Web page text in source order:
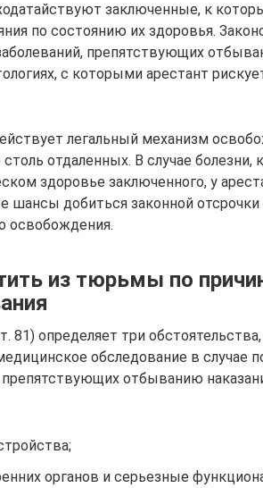
заключенные, к
по состоянию их здоровья.
препятствующих
с которыми арестант
легальный механизм
отдаленных. В случае болезни,
здоровье заключенного, у
шансы добиться законной
освобождения.
из тюрьмы по
81) определяет три
обследование в случае
препятствующих отбыванию
органов и серьезные